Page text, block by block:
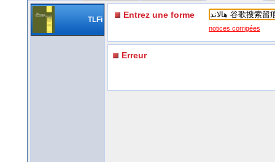
TLFi Entrez une forme
notices corrigées
Erreur